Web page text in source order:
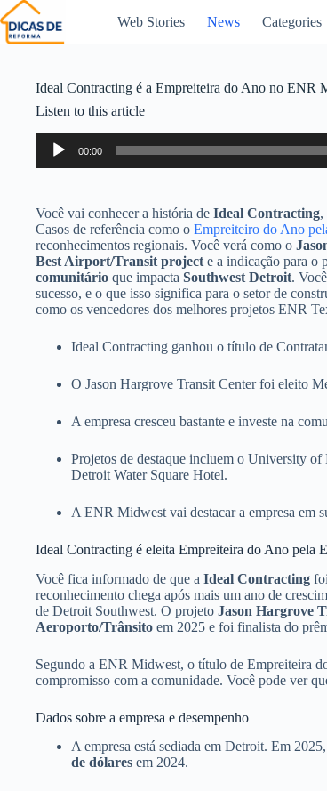
Web Stories News Categories
Ideal Contracting é a Empreiteira do Ano no ENR
Listen to this article
Audio
Player
00:00
Você vai conhecer a história de Ideal Contracting,
Casos de referência como o Empreiteiro do Ano
reconhecimentos regionais. Você verá como o
Best Airport/Transit project e a indicação para o
comunitário que impacta Southwest Detroit.
sucesso, e o que isso significa para o setor de
como os vencedores dos melhores projetos ENR
Ideal Contracting ganhou o título de
O Jason Hargrove Transit Center foi eleito
A empresa cresceu bastante e investe na
Projetos de destaque incluem o University
Detroit Water Square Hotel.
A ENR Midwest vai destacar a empresa em
Ideal Contracting é eleita Empreiteira do Ano pela
Você fica informado de que a Ideal Contracting
reconhecimento chega após mais um ano de
de Detroit Southwest. O projeto Jason Hargrove
Aeroporto/Trânsito em 2025 e foi finalista do
Segundo a ENR Midwest, o título de Empreiteira
compromisso com a comunidade. Você pode ver
Dados sobre a empresa e desempenho
A empresa está sediada em Detroit. Em
de dólares em 2024.